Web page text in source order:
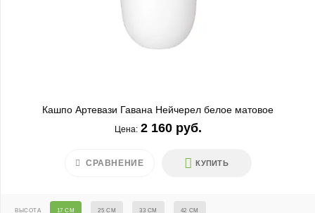
Кашпо Артевази Гавана Нейчерел белое матовое
Цена: 2 160 руб.
КУПИТЬ
СРАВНЕНИЕ
ВЫСОТА 17 СМ 25 СМ 33 СМ 42 СМ